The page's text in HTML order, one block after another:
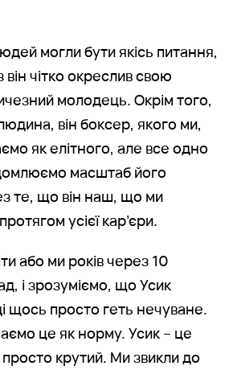
могли бути якісь питання,
він чітко окреслив свою
молодець. Окрім того,
він боксер, якого ми,
як елітного, але все одно
масштаб його
те, що він наш, що ми
усієї кар’єри.
або ми років через 10
і зрозуміємо, що Усик
щось просто геть нечуване.
це як норму. Усик – це
просто крутий. Ми звикли до